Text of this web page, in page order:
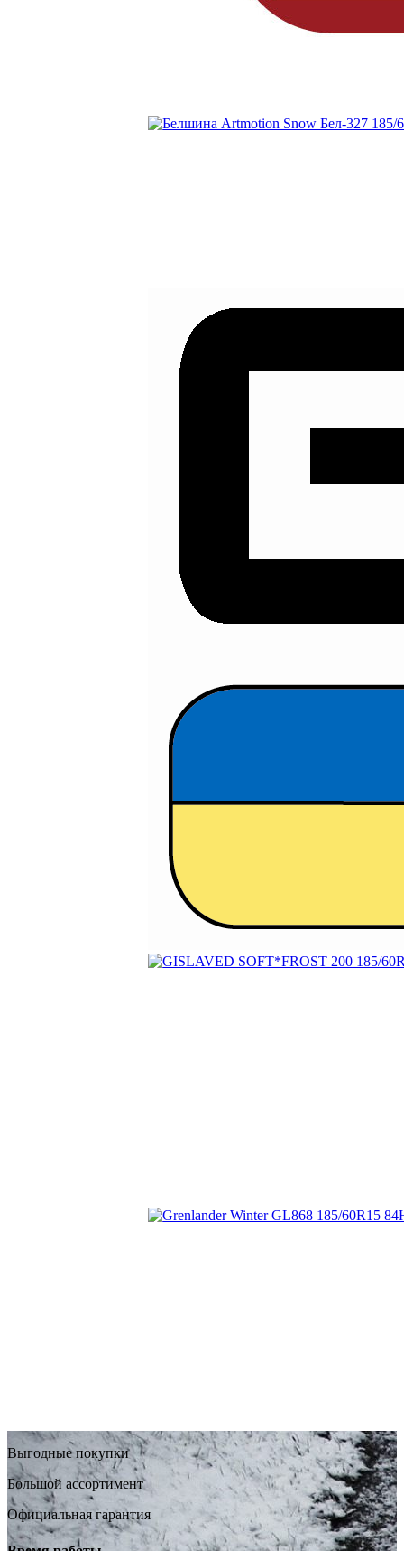
Выгодные покупки
Большой ассортимент
Официальная гарантия